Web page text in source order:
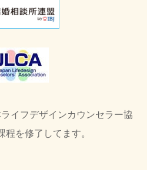
イフデザインカウンセラー協
程を修了してます。